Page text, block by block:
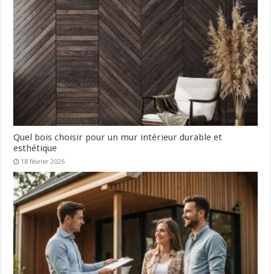
Quel bois choisir pour un mur intérieur durable et
esthétique
18 février 2026